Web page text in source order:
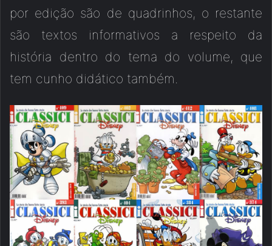
por edição são de quadrinhos, o restante
são textos informativos a respeito da
história dentro do tema do volume, que
tem cunho didático também.